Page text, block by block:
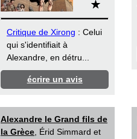
Critique de Xirong : Celui
qui s'identifiait à
Alexandre, en détru...
écrire un avis
Alexandre le Grand fils de
la Grèce , Érid Simmard et